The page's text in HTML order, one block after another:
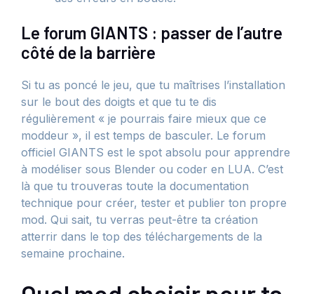
Le forum GIANTS : passer de l’autre
côté de la barrière
Si tu as poncé le jeu, que tu maîtrises l’installation
sur le bout des doigts et que tu te dis
régulièrement « je pourrais faire mieux que ce
moddeur », il est temps de basculer. Le forum
officiel GIANTS est le spot absolu pour apprendre
à modéliser sous Blender ou coder en LUA. C’est
là que tu trouveras toute la documentation
technique pour créer, tester et publier ton propre
mod. Qui sait, tu verras peut-être ta création
atterrir dans le top des téléchargements de la
semaine prochaine.